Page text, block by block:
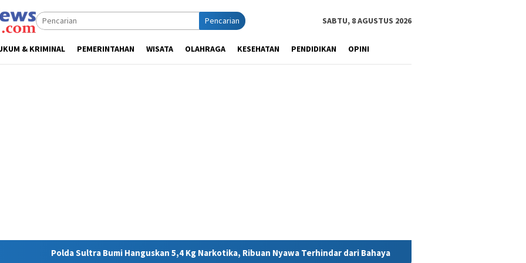
Pencarian SABTU, 8 AGUSTUS 2026
& KRIMINAL PEMERINTAHAN WISATA OLAHRAGA KESEHATAN PENDIDIKAN OPINI
Bumi Hanguskan 5,4 Kg Narkotika, Ribuan Nyawa Terhindar dari Bahaya MIND ID Tegaskan Dukungan Penuh Bagi PT